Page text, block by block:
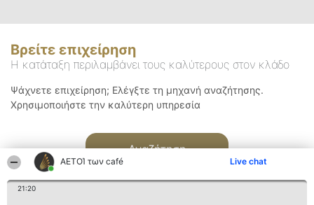
ΑΕΤΟΊ των café Live chat
21:20
Βρείτε επιχείρηση
Η κατάταξη περιλαμβάνει τους καλύτερους στον κλάδο
Ψάχνετε επιχείρηση; Ελέγξτε τη μηχανή αναζήτησης.
Χρησιμοποιήστε την καλύτερη υπηρεσία
Αναζήτηση